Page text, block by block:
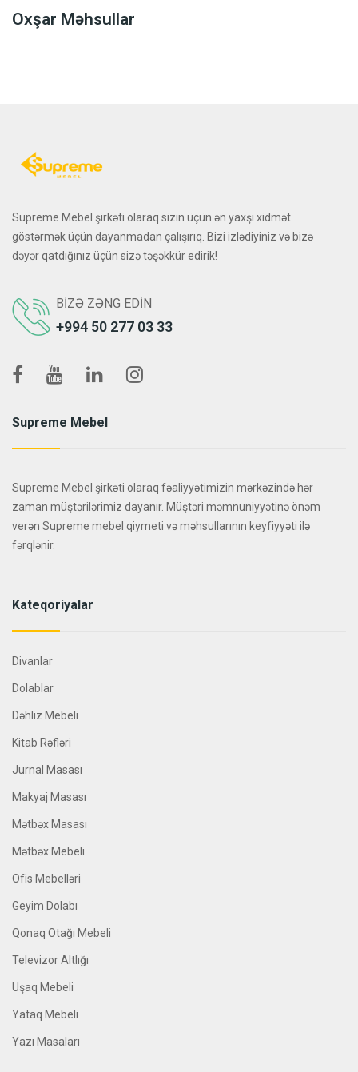
Oxşar Məhsullar
Supreme Mebel şirkəti olaraq sizin üçün ən yaxşı xidmət
göstərmək üçün dayanmadan çalışırıq. Bizi izlədiyiniz və bizə
dəyər qatdığınız üçün sizə təşəkkür edirik!
BIZƏ ZƏNG EDIN
+994 50 277 03 33
Supreme Mebel
Supreme Mebel şirkəti olaraq fəaliyyətimizin mərkəzində hər
zaman müştərilərimiz dayanır. Müştəri məmnuniyyətinə önəm
verən Supreme mebel qiymeti və məhsullarının keyfiyyəti ilə
fərqlənir.
Kateqoriyalar
Divanlar
Dolablar
Dəhliz Mebeli
Kitab Rəfləri
Jurnal Masası
Makyaj Masası
Mətbəx Masası
Mətbəx Mebeli
Ofis Mebelləri
Geyim Dolabı
Qonaq Otağı Mebeli
Televizor Altlığı
Uşaq Mebeli
Yataq Mebeli
Yazı Masaları